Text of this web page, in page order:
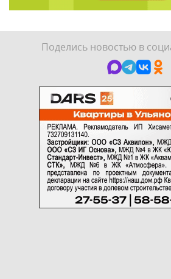
Поделись новостью в